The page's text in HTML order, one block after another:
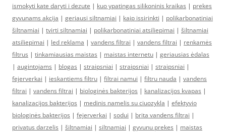
ismokyti kate daryti i dezute | kuo ypatingas silikoninis kraikas | prekes
gyvunams akcija | geriausi siltnamiai | kaip issirinkti | polikarbonatiniai
šiltnamiai | tvirti siltnamiai | polikarbonatiniai atsiliepimai | šiltnamiai
atsiliepimai | led reklama | vandens filtrai | vandens filtrai | renkamės
filtrus | tinkamiausias maistas | maistas internetu | geriausias ėdalas
| augintojams | blogas | straipsniai | straipsniai | straipsniai |
fejerverkai | ieskantiems filtru | filtrai namui | filtru nauda | vandens
filtrai | vandens filtrai | biologinės bakterijos | kanalizacijos kvapas |
kanalizacijos bakterijos | medinis namelis su ciuozykla | efektyvio
biologinės bakterijos | fejerverkai | sodui | brita vandens filtrai |
privatus darzelis | šiltnamiai | siltnamiai | gyvunu prekes | maistas